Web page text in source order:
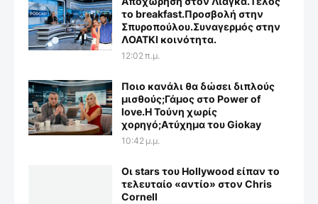
το breakfast.Προσβολή στην
Σπυροπούλου.Συναγερμός στην
ΛΟΑΤΚΙ κοινότητα.
12:02 π.μ.
Ποιο κανάλι θα δώσει διπλούς
μισθούς;Γάμος στο Power of
love.Η Τούνη χωρίς
χορηγό;Aτύχημα του Giokay
10:42 μ.μ.
Οι stars του Hollywood είπαν το
τελευταίο «αντίο» στον Chris
Cornell